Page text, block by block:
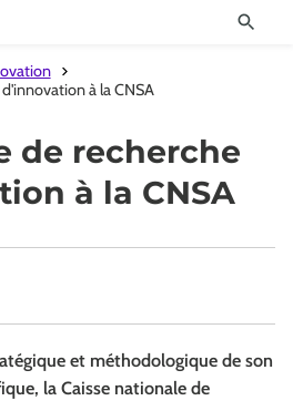
à la CNSA
de recherche
à la CNSA
et méthodologique de son
la Caisse nationale de